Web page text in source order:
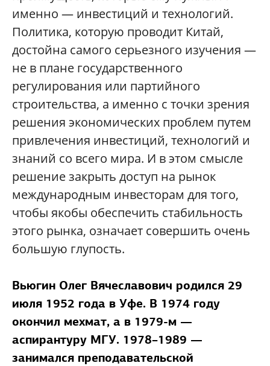
именно — инвестиций и технологий.
Политика, которую проводит Китай,
достойна самого серьезного изучения —
не в плане государственного
регулирования или партийного
строительства, а именно с точки зрения
решения экономических проблем путем
привлечения инвестиций, технологий и
знаний со всего мира. И в этом смысле
решение закрыть доступ на рынок
международным инвесторам для того,
чтобы якобы обеспечить стабильность
этого рынка, означает совершить очень
большую глупость.
Вьюгин Олег Вячеславович родился 29
июля 1952 года в Уфе. В 1974 году
окончил мехмат, а в 1979-м —
аспирантуру МГУ. 1978–1989 —
занимался преподавательской